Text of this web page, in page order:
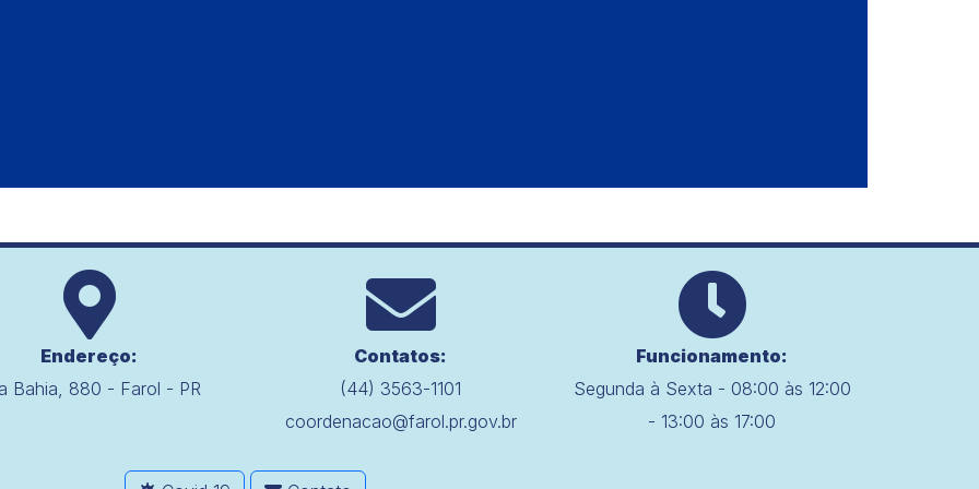
Endereço:
Bahia, 880 - Farol - PR
Contatos:
(44) 3563-1101
coordenacao@farol.pr.gov.br
Funcionamento:
Segunda à Sexta - 08:00 às 12:00
- 13:00 às 17:00